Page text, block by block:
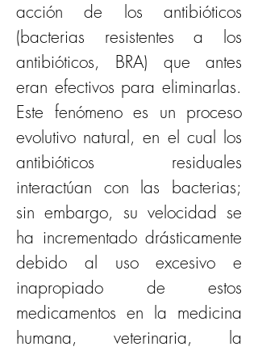
acción de los antibióticos
(bacterias resistentes a los
antibióticos, BRA) que antes
eran efectivos para eliminarlas.
Este fenómeno es un proceso
evolutivo natural, en el cual los
antibióticos residuales
interactúan con las bacterias;
sin embargo, su velocidad se
ha incrementado drásticamente
debido al uso excesivo e
inapropiado de estos
medicamentos en la medicina
humana, veterinaria, la